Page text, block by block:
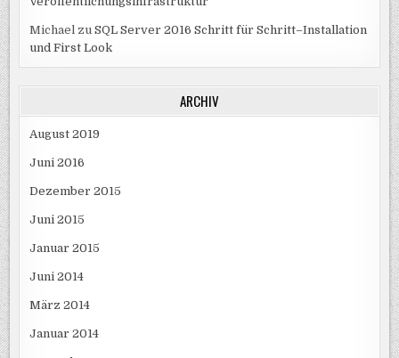
Michael zuSQL Server 2016 Schritt für Schritt–Installation
und First Look
ARCHIV
August 2019
Juni 2016
Dezember 2015
Juni 2015
Januar 2015
Juni 2014
März 2014
Januar 2014